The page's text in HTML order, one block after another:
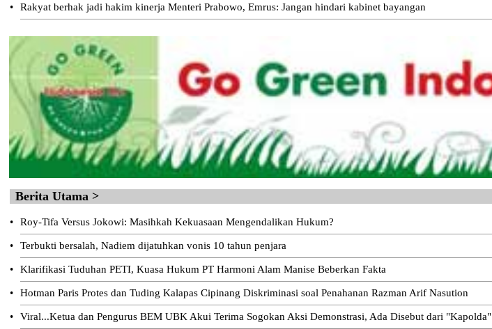
• Rakyat berhak jadi hakim kinerja Menteri Prabowo, Emrus: Jangan hindari kabinet bayangan
Berita Utama >
• Roy-Tifa Versus Jokowi: Masihkah Kekuasaan Mengendalikan Hukum?
• Terbukti bersalah, Nadiem dijatuhkan vonis 10 tahun penjara
• Klarifikasi Tuduhan PETI, Kuasa Hukum PT Harmoni Alam Manise Beberkan Fakta
• Hotman Paris Protes dan Tuding Kalapas Cipinang Diskriminasi soal Penahanan Razman Arif Nasution
• Viral...Ketua dan Pengurus BEM UBK Akui Terima Sogokan Aksi Demonstrasi, Ada Disebut dari "Kapolda"